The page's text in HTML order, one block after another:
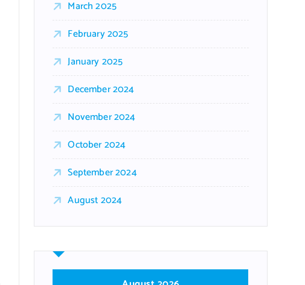
March 2025
February 2025
January 2025
December 2024
November 2024
October 2024
September 2024
August 2024